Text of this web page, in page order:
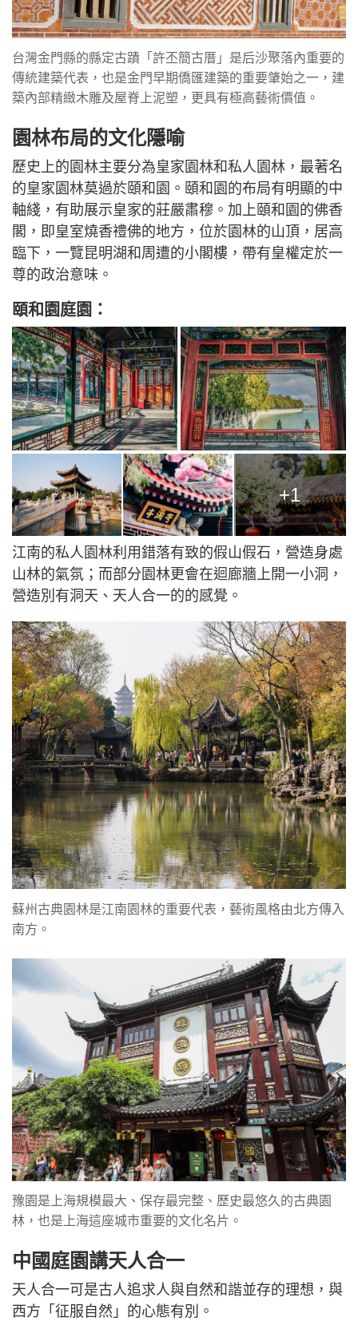
台灣金門縣的縣定古蹟「許丕簡古厝」是后沙聚落內重要的
傳統建築代表，也是金門早期僑匯建築的重要肇始之一，建
築內部精緻木雕及屋脊上泥塑，更具有極高藝術價值。
園林布局的文化隱喻
歷史上的園林主要分為皇家園林和私人園林，最著名
的皇家園林莫過於頤和園。頤和園的布局有明顯的中
軸綫，有助展示皇家的莊嚴肅穆。加上頤和園的佛香
閣，即皇室燒香禮佛的地方，位於園林的山頂，居高
臨下，一覽昆明湖和周遭的小閣樓，帶有皇權定於一
尊的政治意味。
頤和園庭園：
+1
江南的私人園林利用錯落有致的假山假石，營造身處
山林的氣氛；而部分園林更會在迴廊牆上開一小洞，
營造別有洞天、天人合一的的感覺。
蘇州古典園林是江南園林的重要代表，藝術風格由北方傳入
南方。
豫園是上海規模最大、保存最完整、歷史最悠久的古典園
林，也是上海這座城市重要的文化名片。
中國庭園講天人合一
天人合一可是古人追求人與自然和諧並存的理想，與
西方「征服自然」的心態有別。